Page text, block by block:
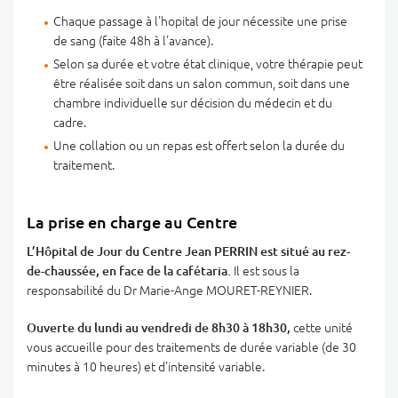
Chaque passage à l'hopital de jour nécessite une prise
de sang (faite 48h à l'avance).
Selon sa durée et votre état clinique, votre thérapie peut
être réalisée soit dans un salon commun, soit dans une
chambre individuelle sur décision du médecin et du
cadre.
Une collation ou un repas est offert selon la durée du
traitement.
La prise en charge au Centre
L’Hôpital de Jour du Centre Jean PERRIN est situé au rez-
de-chaussée, en face de la cafétaria. Il est sous la
responsabilité du Dr Marie-Ange MOURET-REYNIER.
Ouverte du lundi au vendredi de 8h30 à 18h30, cette unité
vous accueille pour des traitements de durée variable (de 30
minutes à 10 heures) et d'intensité variable.